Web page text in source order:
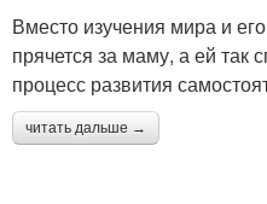
Вместо изучения мира и
прячется за маму, а ей так
процесс развития
читать дальше →